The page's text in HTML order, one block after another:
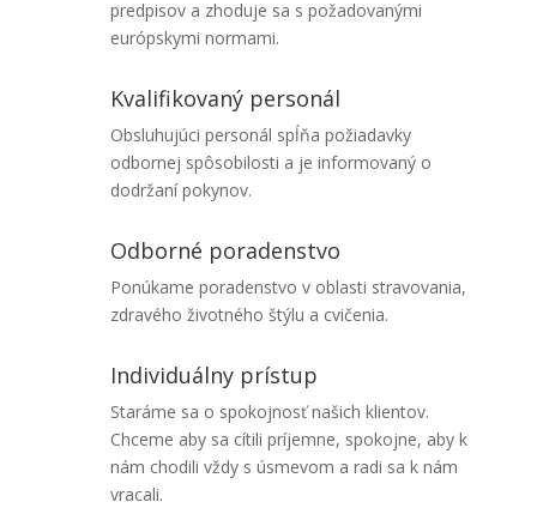
predpisov a zhoduje sa s požadovanými
európskymi normami.
Kvalifikovaný personál
Obsluhujúci personál spĺňa požiadavky
odbornej spôsobilosti a je informovaný o
dodržaní pokynov.
Odborné poradenstvo
Ponúkame poradenstvo v oblasti stravovania,
zdravého životného štýlu a cvičenia.
Individuálny prístup
Staráme sa o spokojnosť našich klientov.
Chceme aby sa cítili príjemne, spokojne, aby k
nám chodili vždy s úsmevom a radi sa k nám
vracali.